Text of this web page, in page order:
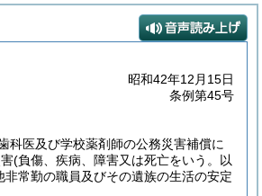
昭和42年12月15日
条例第45号
科医及び学校薬剤師の公務災害補償に
(負傷、疾病、障害又は死亡をいう。以
常勤の職員及びその遺族の生活の安定